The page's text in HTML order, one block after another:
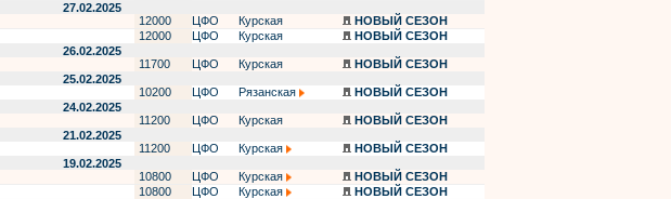
27.02.2025
12000 ЦФО Курская
НОВЫЙ СЕЗОН
12000 ЦФО Курская
НОВЫЙ СЕЗОН
26.02.2025
11700 ЦФО Курская
НОВЫЙ СЕЗОН
25.02.2025
10200 ЦФО Рязанская
НОВЫЙ СЕЗОН
24.02.2025
11200 ЦФО Курская
НОВЫЙ СЕЗОН
21.02.2025
11200 ЦФО Курская
НОВЫЙ СЕЗОН
19.02.2025
10800 ЦФО Курская
НОВЫЙ СЕЗОН
10800 ЦФО Курская
НОВЫЙ СЕЗОН